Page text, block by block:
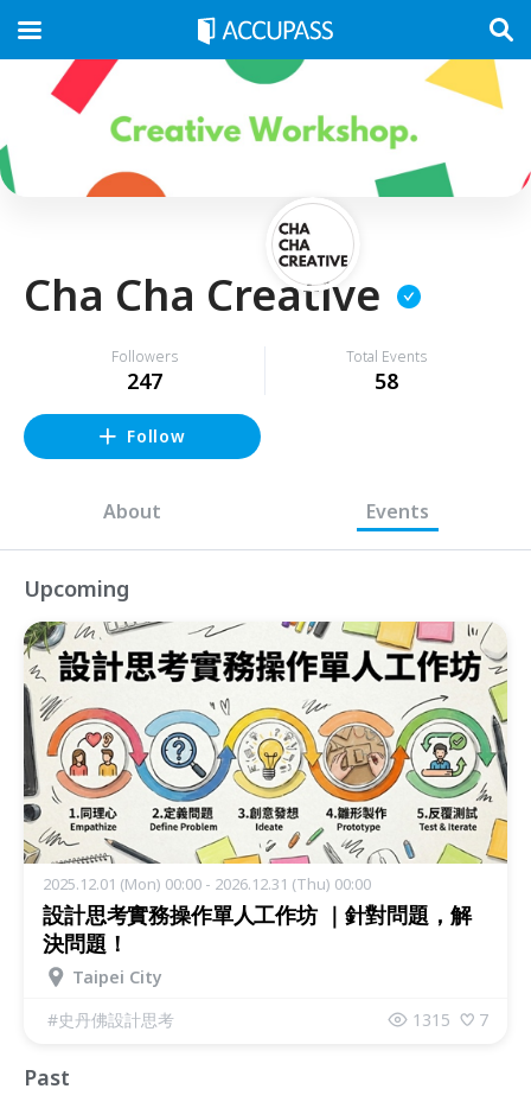
Cha Cha Creative
Followers
247
Total Events
58
Follow
About Events
Upcoming
2025.12.01 (Mon) 00:00 - 2026.12.31 (Thu) 00:00
設計思考實務操作單人工作坊 ｜針對問題，解
決問題！
Taipei City
#史丹佛設計思考 1315 7
Past